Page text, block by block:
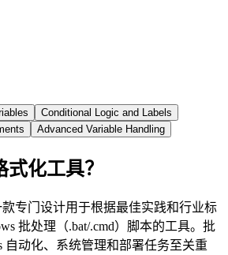
Conditional Logic and Labels
Advanced Variable Handling
化工具？
专门设计用于根据最佳实践和行业标
批处理（.bat/.cmd）脚本的工具。批
自动化、系统管理和部署任务至关重